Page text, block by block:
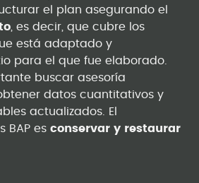
el plan asegurando el
, es decir, que cubre los
está adaptado y
para el que fue elaborado.
buscar asesoría
datos cuantitativos y
actualizados. El
BAP esconservar y restaurar